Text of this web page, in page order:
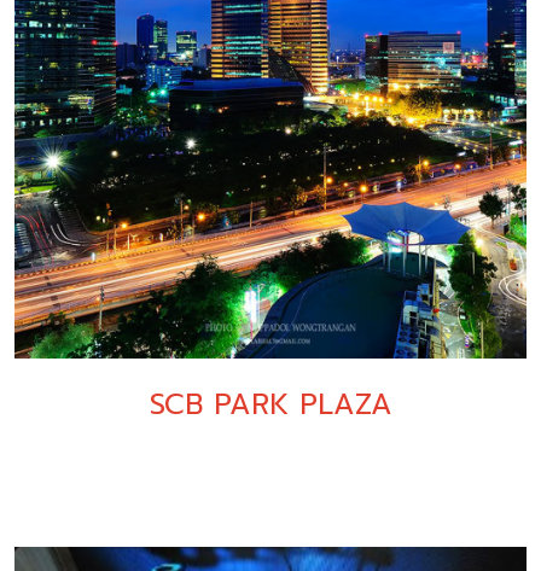
SCB PARK PLAZA